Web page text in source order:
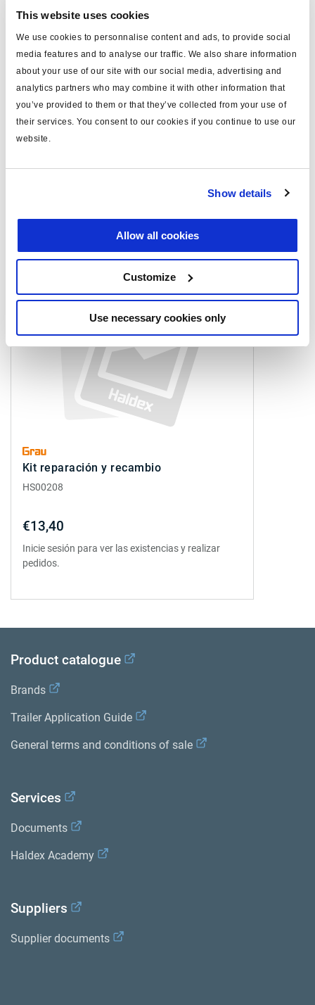
This website uses cookies
We use cookies to personnalise content and ads, to provide social
media features and to analyse our traffic. We also share information
about your use of our site with our social media, advertising and
analytics partners who may combine it with other information that
you’ve provided to them or that they’ve collected from your use of
their services. You consent to our cookies if you continue to use our
website.
Show details
Allow all cookies
Customize
Use necessary cookies only
Vástago de empuje (mm) 15
nota Solo recambio
Vea todas las publicaciones relacionadas en nuestra
Productos relacionados
Kit reparación y recambio
HS00208
€13,40
Inicie sesión para ver las existencias y realizar
pedidos.
Product catalogue
Brands
Trailer Application Guide
General terms and conditions of sale
Services
Documents
Haldex Academy
Suppliers
Supplier documents